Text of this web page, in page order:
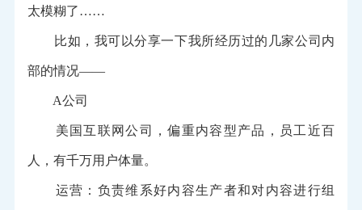
太模糊了……
比如，我可以分享一下我所经历过的几家公司内
部的情况——
A公司
美国互联网公司，偏重内容型产品，员工近百
人，有千万用户体量。
运营：负责维系好内容生产者和对内容进行组